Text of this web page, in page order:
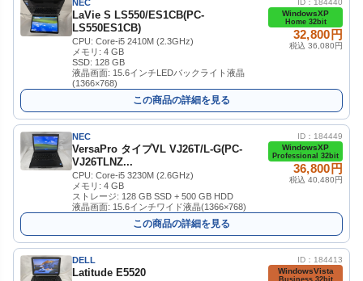
NEC
LaVie S LS550/ES1CB(PC-
LS550ES1CB)
CPU: Core-i5 2410M (2.3GHz)
メモリ: 4 GB
SSD: 128 GB
液晶画面: 15.6インチLEDバックライト液晶
(1366×768)
ID：184440
WindowsXP
Home 32bit
32,800円
税込 36,080円
この商品の詳細を見る
NEC
VersaPro タイプVL VJ26T/L-G(PC-
VJ26TLNZ...
CPU: Core-i5 3230M (2.6GHz)
メモリ: 4 GB
ストレージ: 128 GB SSD + 500 GB HDD
液晶画面: 15.6インチワイド液晶(1366×768)
ID：184449
WindowsXP
Professional 32bit
36,800円
税込 40,480円
この商品の詳細を見る
DELL
Latitude E5520
ID：184413
WindowsVista
Business 32bit